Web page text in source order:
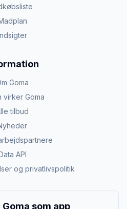
Goma
virker Goma
tilbud
API
og privatlivspolitik
som app